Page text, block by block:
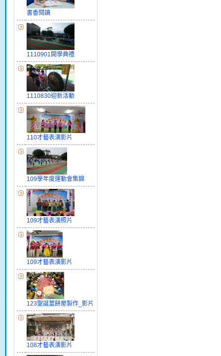
書香閱讀
1110901開學典禮
1110830迎新活動
110才藝表演影片
109學年度運動會集錦
109才藝表演照片
109才藝表演影片
123聖誕薑餅屋製作_影片
108才藝表演影片